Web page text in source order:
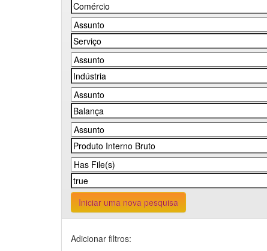
Iniciar uma nova pesquisa
Adicionar filtros: